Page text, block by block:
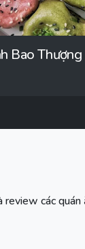
Bao
review các